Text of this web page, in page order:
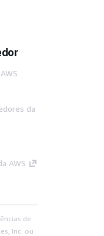
da
AWS
de
Inc. ou